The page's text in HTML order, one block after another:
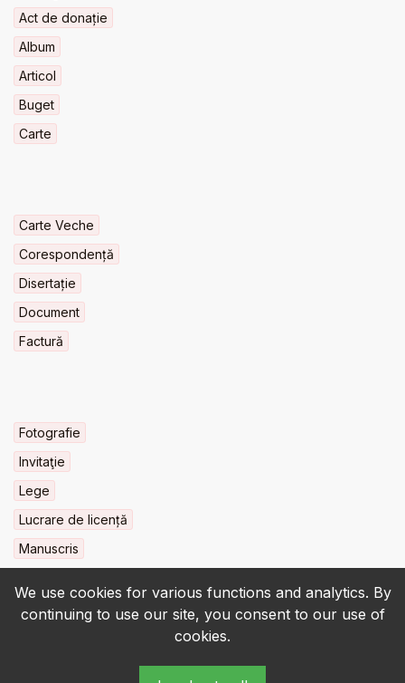
We use cookies for various functions and analytics. By
continuing to use our site, you consent to our use of
cookies.
Act de donație
Album
Articol
Buget
Carte
Carte Veche
Corespondență
Disertație
Document
Factură
Fotografie
Invitaţie
Lege
Lucrare de licență
Manuscris
© 2022-2026 • BCU „Carol I” - All rights reserved.